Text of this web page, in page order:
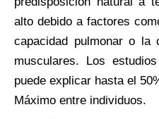
alto debido a factores
capacidad pulmonar o la
musculares. Los
puede explicar hasta el
Máximo entre individuos.